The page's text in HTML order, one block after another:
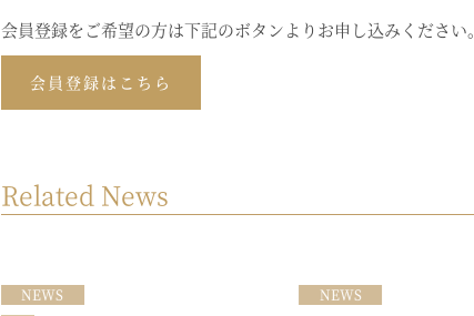
会員登録をご希望の方は下記のボタンよりお申し込みください。
会員登録はこちら
Related News
NEWS NEWS